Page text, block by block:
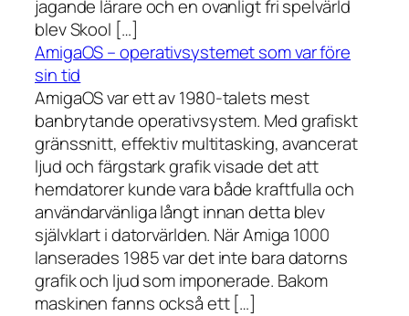
jagande lärare och en ovanligt fri spelvärld
blev Skool […]
AmigaOS – operativsystemet som var före
sin tid
AmigaOS var ett av 1980-talets mest
banbrytande operativsystem. Med grafiskt
gränssnitt, effektiv multitasking, avancerat
ljud och färgstark grafik visade det att
hemdatorer kunde vara både kraftfulla och
användarvänliga långt innan detta blev
självklart i datorvärlden. När Amiga 1000
lanserades 1985 var det inte bara datorns
grafik och ljud som imponerade. Bakom
maskinen fanns också ett […]